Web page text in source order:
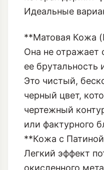
ее брутальность
черный цвет,
чертежный
или фактурного
**Кожа с
Легкий эффект
окисленного
добавляет
**Широкие,
Минимальное
максимальная